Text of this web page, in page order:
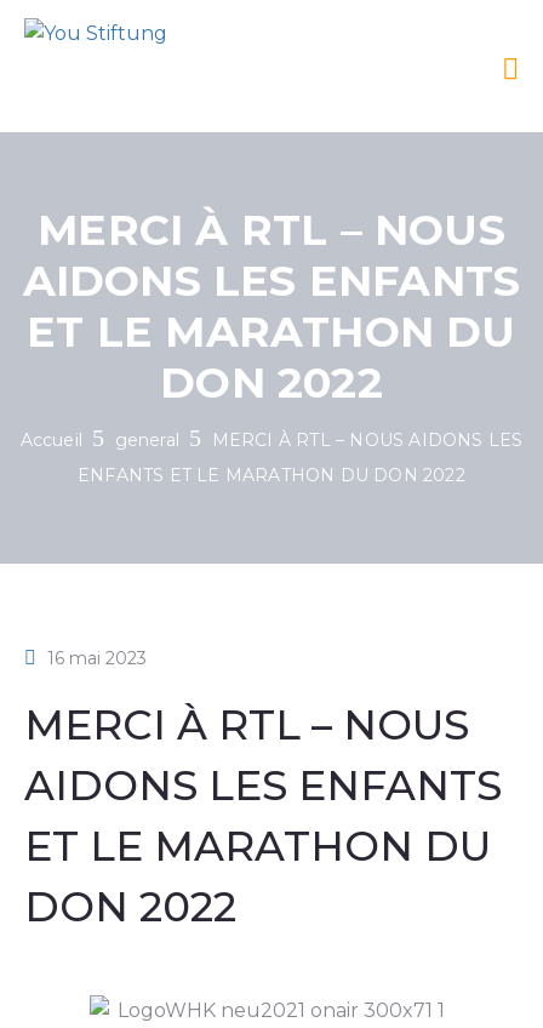
MERCI À RTL – NOUS
AIDONS LES ENFANTS
ET LE MARATHON DU
DON 2022
Accueil general
MERCI À RTL – NOUS AIDONS LES
ENFANTS ET LE MARATHON DU DON 2022
16 mai 2023
MERCI À RTL – NOUS
AIDONS LES ENFANTS
ET LE MARATHON DU
DON 2022